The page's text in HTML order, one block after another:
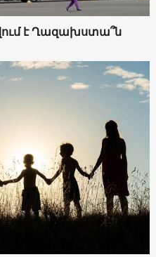
է Ղազախստա՞ն